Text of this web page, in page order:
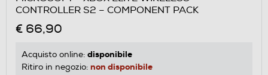
CONTROLLER S2 – COMPONENT PACK
€ 66,90
Acquisto online: disponibile
Ritiro in negozio: non disponibile